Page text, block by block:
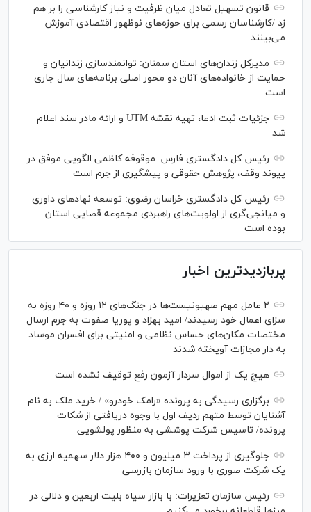
قانون تسهیل تعادل میان ظرفیت و نیاز کارشناسی را بر هم
زد /کارشناسان رسمی برای حوزه‌های نوظهور اقتصادی آموزش
می‌بینند
مدیرکل زندان‌های استان سمنان: توانمندسازی زندانیان و
حمایت از خانواده‌های آنان دو محور اصلی برنامه‌های سال جاری
است
جزئیات ثبت ادعا، تهیه نقشه UTM و ارائه مادر سند اعلام
شد
رئیس کل دادگستری فارس: موقوفه کاظمی الگویی موفق در
پیوند وقف، پژوهش حقوقی و پیشگیری از جرم است
رئیس کل دادگستری خراسان رضوی: توسعه نهاد‌های داوری
و میانجی‌گری از اولویت‌های راهبردی مجموعه قضایی استان
بوده است
پربازدیدترین اخبار
۲ عامل مهم صهیونیست‌ها در جنگ‌های ۱۲ روزه و ۴۰ روزه به
سزای اعمال خود رسیدند/ امید بهزاد و پوریا صفوت به جرم ارسال
مختصات مکان‌های حساس نظامی و امنیتی برای افسران موساد
به دار مجازات آویخته شدند
هیچ یک از اموال سردار آزمون رفع توقیف نشده است
برگزاری رسیدگی به پرونده «رامک خودرو» / خرید ملک به نام
آشنایان توسط متهم ردیف اول با وجوه دریافتی از شکات
پرونده/ تاسیس شرکت پوششی به منظور پولشویی
جلوگیری از پرداخت ۳ میلیون و ۴۰۰ هزار دلار سهمیه ارزی به
یک شرکت صوری با ورود سازمان بازرسی
رئیس سازمان تعزیرات: با بازار سیاه بلیت اربعین و دلالی در